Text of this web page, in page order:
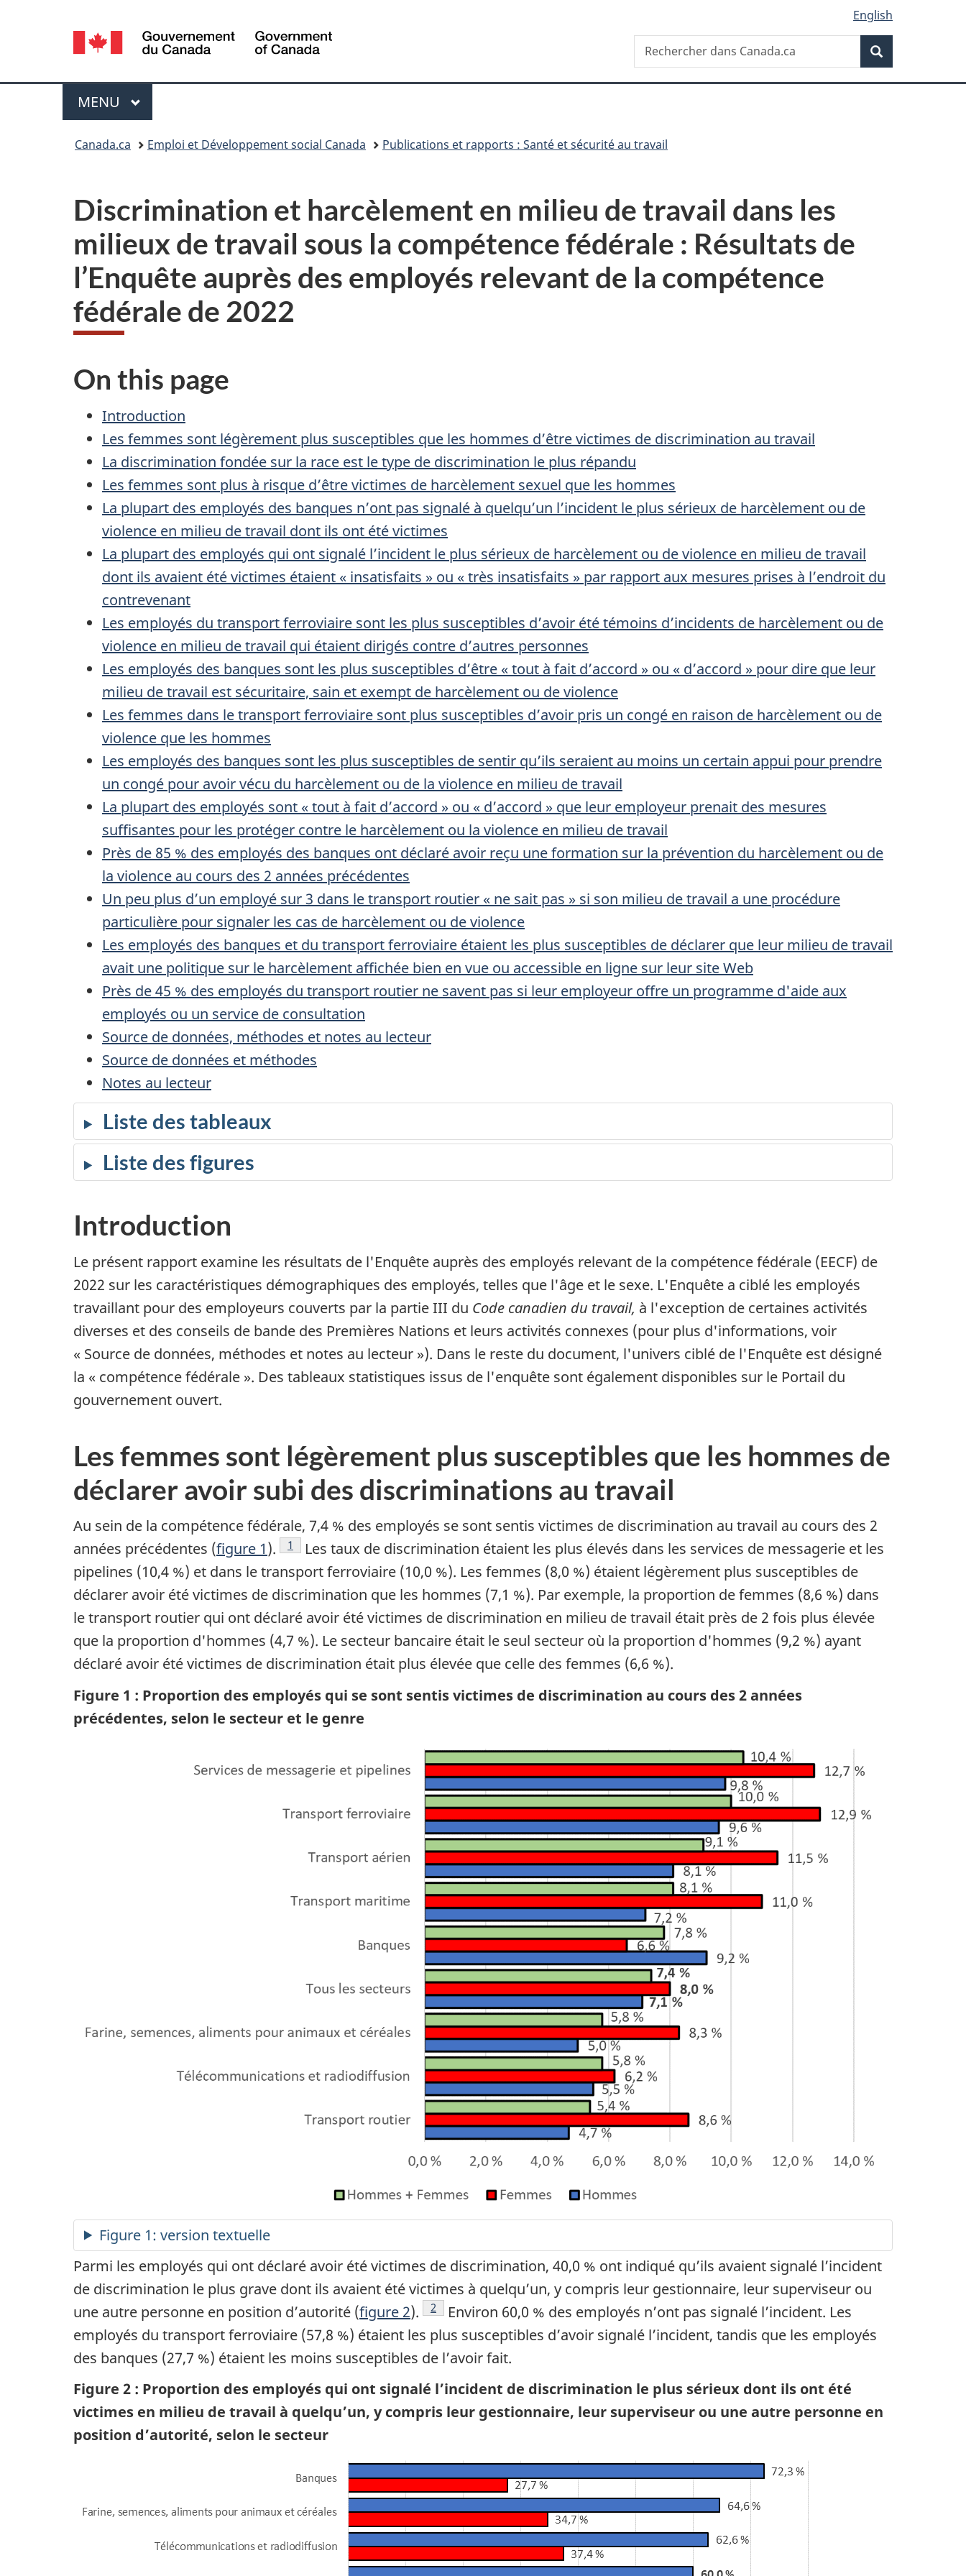
sujet
HTML
Sélection
de
la
langue
English
Canada
Recherche
Rechercher
dans
Menu
MENU PRINCIPAL
Canada.ca Emploi et Développement social Canada Publications et rapports : Santé et sécurité au travail
Discrimination et harcèlement en milieu de travail dans les
milieux de travail sous la compétence fédérale : Résultats de
l’Enquête auprès des employés relevant de la compétence
fédérale de 2022
On this page
Introduction
Les femmes sont légèrement plus susceptibles que les hommes d’être victimes de discrimination au travail
La discrimination fondée sur la race est le type de discrimination le plus répandu
Les femmes sont plus à risque d’être victimes de harcèlement sexuel que les hommes
La plupart des employés des banques n’ont pas signalé à quelqu’un l’incident le plus sérieux de harcèlement ou de
violence en milieu de travail dont ils ont été victimes
La plupart des employés qui ont signalé l’incident le plus sérieux de harcèlement ou de violence en milieu de travail
dont ils avaient été victimes étaient « insatisfaits » ou « très insatisfaits » par rapport aux mesures prises à l’endroit du
contrevenant
Les employés du transport ferroviaire sont les plus susceptibles d’avoir été témoins d’incidents de harcèlement ou de
violence en milieu de travail qui étaient dirigés contre d’autres personnes
Les employés des banques sont les plus susceptibles d’être « tout à fait d’accord » ou « d’accord » pour dire que leur
milieu de travail est sécuritaire, sain et exempt de harcèlement ou de violence
Les femmes dans le transport ferroviaire sont plus susceptibles d’avoir pris un congé en raison de harcèlement ou de
violence que les hommes
Les employés des banques sont les plus susceptibles de sentir qu’ils seraient au moins un certain appui pour prendre
un congé pour avoir vécu du harcèlement ou de la violence en milieu de travail
La plupart des employés sont « tout à fait d’accord » ou « d’accord » que leur employeur prenait des mesures
suffisantes pour les protéger contre le harcèlement ou la violence en milieu de travail
Près de 85 % des employés des banques ont déclaré avoir reçu une formation sur la prévention du harcèlement ou de
la violence au cours des 2 années précédentes
Un peu plus d’un employé sur 3 dans le transport routier « ne sait pas » si son milieu de travail a une procédure
particulière pour signaler les cas de harcèlement ou de violence
Les employés des banques et du transport ferroviaire étaient les plus susceptibles de déclarer que leur milieu de travail
avait une politique sur le harcèlement affichée bien en vue ou accessible en ligne sur leur site Web
Près de 45 % des employés du transport routier ne savent pas si leur employeur offre un programme d'aide aux
employés ou un service de consultation
Source de données, méthodes et notes au lecteur
Source de données et méthodes
Notes au lecteur
Liste des tableaux
Liste des figures
Introduction
Le présent rapport examine les résultats de l'Enquête auprès des employés relevant de la compétence fédérale (EECF) de
2022 sur les caractéristiques démographiques des employés, telles que l'âge et le sexe. L'Enquête a ciblé les employés
travaillant pour des employeurs couverts par la partie III du Code canadien du travail, à l'exception de certaines activités
diverses et des conseils de bande des Premières Nations et leurs activités connexes (pour plus d'informations, voir
« Source de données, méthodes et notes au lecteur »). Dans le reste du document, l'univers ciblé de l'Enquête est désigné
la « compétence fédérale ». Des tableaux statistiques issus de l'enquête sont également disponibles sur le Portail du
gouvernement ouvert.
Les femmes sont légèrement plus susceptibles que les hommes de
déclarer avoir subi des discriminations au travail
Au sein de la compétence fédérale, 7,4 % des employés se sont sentis victimes de discrimination au travail au cours des 2
années précédentes (figure 1). Footnote
1
Les taux de discrimination étaient les plus élevés dans les services de messagerie et les
pipelines (10,4 %) et dans le transport ferroviaire (10,0 %). Les femmes (8,0 %) étaient légèrement plus susceptibles de
déclarer avoir été victimes de discrimination que les hommes (7,1 %). Par exemple, la proportion de femmes (8,6 %) dans
le transport routier qui ont déclaré avoir été victimes de discrimination en milieu de travail était près de 2 fois plus élevée
que la proportion d'hommes (4,7 %). Le secteur bancaire était le seul secteur où la proportion d'hommes (9,2 %) ayant
déclaré avoir été victimes de discrimination était plus élevée que celle des femmes (6,6 %).
Figure 1 : Proportion des employés qui se sont sentis victimes de discrimination au cours des 2 années
précédentes, selon le secteur et le genre
Figure 1: version textuelle
Parmi les employés qui ont déclaré avoir été victimes de discrimination, 40,0 % ont indiqué qu’ils avaient signalé l’incident
de discrimination le plus grave dont ils avaient été victimes à quelqu’un, y compris leur gestionnaire, leur superviseur ou
une autre personne en position d’autorité (figure 2). Footnote
2
Environ 60,0 % des employés n’ont pas signalé l’incident. Les
employés du transport ferroviaire (57,8 %) étaient les plus susceptibles d’avoir signalé l’incident, tandis que les employés
des banques (27,7 %) étaient les moins susceptibles de l’avoir fait.
Figure 2 : Proportion des employés qui ont signalé l’incident de discrimination le plus sérieux dont ils ont été
victimes en milieu de travail à quelqu’un, y compris leur gestionnaire, leur superviseur ou une autre personne en
position d’autorité, selon le secteur